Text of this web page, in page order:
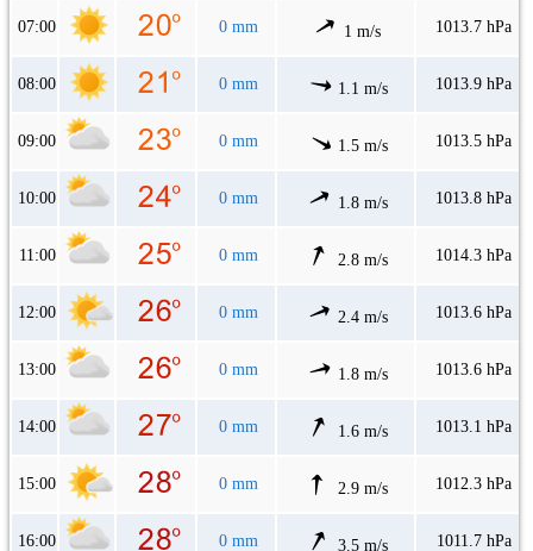
07:00 0 mm 1 m/s 1013.7 hPa
08:00 0 mm 1.1 m/s 1013.9 hPa
09:00 0 mm 1.5 m/s 1013.5 hPa
10:00 0 mm 1.8 m/s 1013.8 hPa
11:00 0 mm 2.8 m/s 1014.3 hPa
12:00 0 mm 2.4 m/s 1013.6 hPa
13:00 0 mm 1.8 m/s 1013.6 hPa
14:00 0 mm 1.6 m/s 1013.1 hPa
15:00 0 mm 2.9 m/s 1012.3 hPa
16:00 0 mm 3.5 m/s 1011.7 hPa